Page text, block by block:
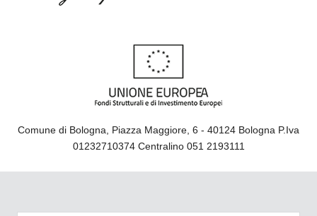
Comune di Bologna, Piazza Maggiore, 6 - 40124 Bologna P.Iva
01232710374 Centralino 051 2193111